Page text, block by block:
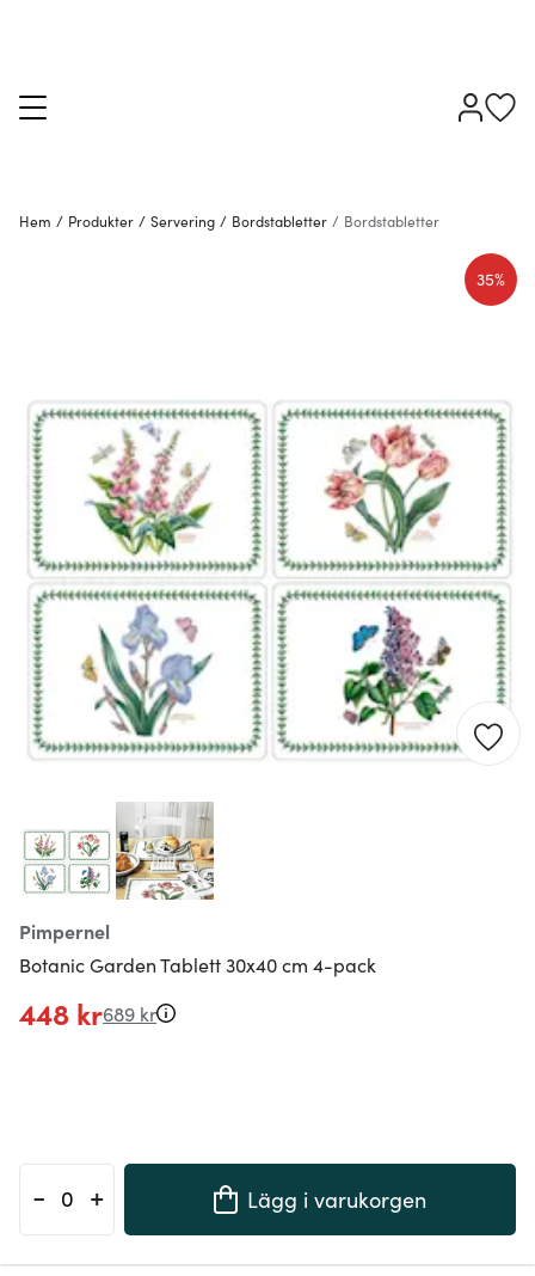
Hem / Produkter / Servering / Bordstabletter / Bordstabletter
Pimpernel
Botanic Garden Tablett 30x40 cm 4-pack
35%
448 kr689 kr
- + Lägg i varukorgen